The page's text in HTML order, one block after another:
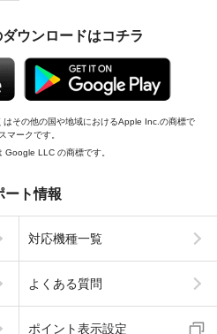
ウンロードはコチラ
その他の国や地域におけるApple Inc.の商標で
ークです。
LLC の商標です。
ート情報
対応機種一覧
よくある質問
ポイント表示設定